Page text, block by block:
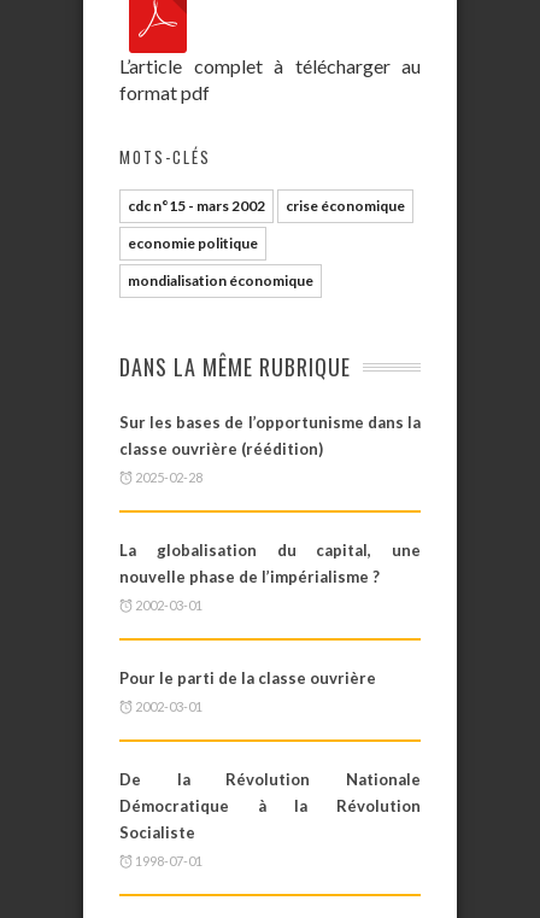
L’article complet à télécharger au
format pdf
MOTS-CLÉS
cdc n°15 - mars 2002 crise économique
economie politique
mondialisation économique
DANS LA MÊME RUBRIQUE
Sur les bases de l’opportunisme dans la
classe ouvrière (réédition)
2025-02-28
La globalisation du capital, une
nouvelle phase de l’impérialisme ?
2002-03-01
Pour le parti de la classe ouvrière
2002-03-01
De la Révolution Nationale
Démocratique à la Révolution
Socialiste
1998-07-01